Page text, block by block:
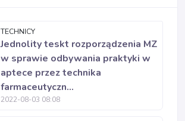
TECHNICY
Jednolity teskt rozporządzenia MZ
w sprawie odbywania praktyki w
aptece przez technika
farmaceutyczn...
2022-08-03 08:08